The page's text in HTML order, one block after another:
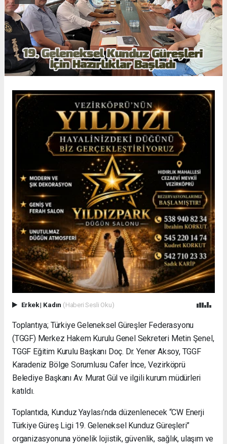
Erkek| Kadın (Haberi Sesli Oku)
Toplantıya; Türkiye Geleneksel Güreşler Federasyonu
(TGGF) Merkez Hakem Kurulu Genel Sekreteri Metin Şenel,
TGGF Eğitim Kurulu Başkanı Doç. Dr. Yener Aksoy, TGGF
Karadeniz Bölge Sorumlusu Cafer İnce, Vezirköprü
Belediye Başkanı Av. Murat Gül ve ilgili kurum müdürleri
katıldı.
Toplantıda, Kunduz Yaylası’nda düzenlenecek “CW Enerji
Türkiye Güreş Ligi 19. Geleneksel Kunduz Güreşleri”
organizasyonuna yönelik lojistik, güvenlik, sağlık, ulaşım ve